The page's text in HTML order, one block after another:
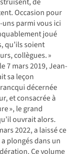
Occasion pour
parmi vous ici
joué
qu’ils soient
collègues. »
7 mars 2019, Jean-
sa leçon
décernée
et consacrée à
», le grand
ouvrait alors.
2022, a laissé ce
plongés dans un
Ce volume